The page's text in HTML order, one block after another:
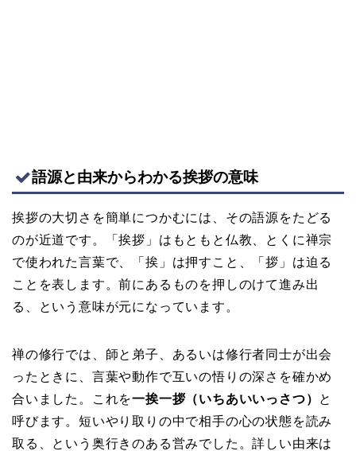
語源と由来からわかる挨拶の意味
挨拶の大切さを簡単につかむには、その語源をたどる
のが近道です。「挨拶」はもともと仏教、とくに禅宗
で使われた言葉で、「挨」は押すこと、「拶」は迫る
ことを表します。前にあるものを押しのけて進み出
る、という意味が元になっています。
禅の修行では、師と弟子、あるいは修行者同士が出会
ったときに、言葉や動作で互いの悟りの深さを確かめ
合いました。これを一挨一拶（いちあいいっさつ） と
呼びます。短いやり取りの中で相手の心の状態を読み
取る、という奥行きのある営みでした。詳しい由来は